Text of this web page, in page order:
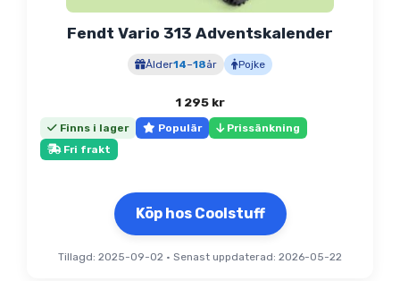
Fendt Vario 313 Adventskalender
Ålder14–18år Pojke
1 295 kr
Finns i lager Populär
Prissänkning
Fri frakt
Köp hos Coolstuff
Tillagd: 2025-09-02 • Senast uppdaterad: 2026-05-22